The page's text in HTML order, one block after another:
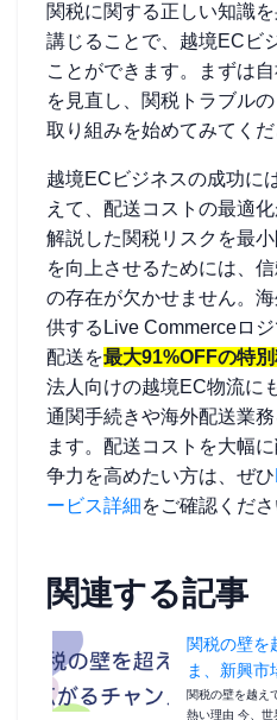
関税に関する正しい知識
講じることで、越境ECビ
ことができます。まずは
を見直し、関税トラブル
取り組みを始めてみてくだ
越境ECビジネスの成功に
えて、配送コストの最適
解説した関税リスクを最
を向上させるためには、
の存在が欠かせません。
供するLive Commerceロ
配送を最大91%OFFの特
法人向けの越境EC物流に
通関手続きや海外配送業
ます。配送コストを大幅
争力を高めたい方は、ぜひ
ービス詳細をご確認くださ
関連する記事
関税の壁を
ま、新興市
関税の壁を越え
熱い理由 今、世